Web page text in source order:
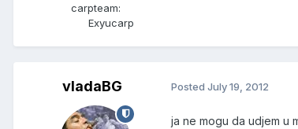
carpteam:
Exyucarp
vladaBG Posted July 19, 2012
ja ne mogu da udjem u